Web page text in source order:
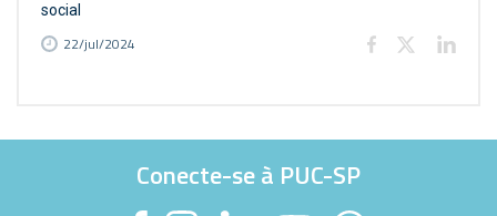
social
22/jul/2024
Conecte-se à PUC-SP